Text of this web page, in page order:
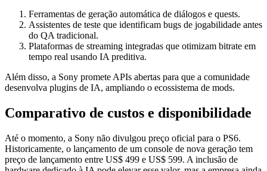
Ferramentas de geração automática de diálogos e quests.
Assistentes de teste que identificam bugs de jogabilidade antes
do QA tradicional.
Plataformas de streaming integradas que otimizam bitrate em
tempo real usando IA preditiva.
Além disso, a Sony promete APIs abertas para que a comunidade
desenvolva plugins de IA, ampliando o ecossistema de mods.
Comparativo de custos e disponibilidade
Até o momento, a Sony não divulgou preço oficial para o PS6.
Historicamente, o lançamento de um console de nova geração tem
preço de lançamento entre US$ 499 e US$ 599. A inclusão de